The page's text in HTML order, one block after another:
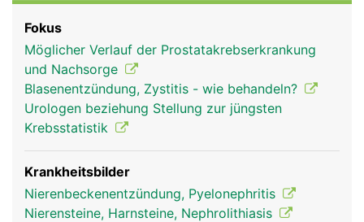
Rubriken
Harn durch wellenförmige Bewegungen in die
Blase befördern. Die Mündungsstelle liegt an der
Hinterseite der Blasenwand und ist so angelegt,
dass sie wie ein Ventil funktioniert, damit der Urin
nicht in Richtung Nieren zurückfliessen kann.
Fokus
Möglicher Verlauf der Prostatakrebserkrankung
und Nachsorge
Blasenentzündung, Zystitis - wie behandeln?
Urologen beziehung Stellung zur jüngsten
Krebsstatistik
Krankheitsbilder
Nierenbeckenentzündung, Pyelonephritis
Nierensteine, Harnsteine, Nephrolithiasis